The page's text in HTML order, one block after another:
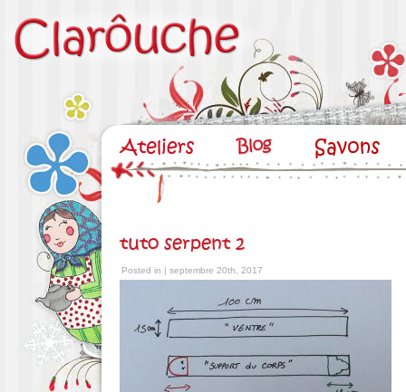
tuto serpent 2
Posted in | septembre 20th, 2017